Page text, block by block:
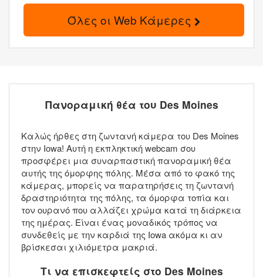
Όλες οι Web Κάμερες
Πανοραμική θέα του Des Moines
Καλώς ήρθες στη ζωντανή κάμερα του Des Moines
στην Iowa! Αυτή η εκπληκτική webcam σου
προσφέρει μια συναρπαστική πανοραμική θέα
αυτής της όμορφης πόλης. Μέσα από το φακό της
κάμερας, μπορείς να παρατηρήσεις τη ζωντανή
δραστηριότητα της πόλης, τα όμορφα τοπία και
τον ουρανό που αλλάζει χρώμα κατά τη διάρκεια
της ημέρας. Είναι ένας μοναδικός τρόπος να
συνδεθείς με την καρδιά της Iowa ακόμα κι αν
βρίσκεσαι χιλιόμετρα μακριά.
Τι να επισκεφτείς στο Des Moines